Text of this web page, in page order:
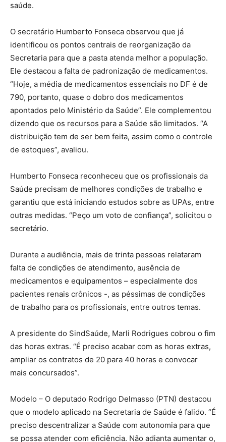
saúde.
O secretário Humberto Fonseca observou que já
identificou os pontos centrais de reorganização da
Secretaria para que a pasta atenda melhor a população.
Ele destacou a falta de padronização de medicamentos.
“Hoje, a média de medicamentos essenciais no DF é de
790, portanto, quase o dobro dos medicamentos
apontados pelo Ministério da Saúde”. Ele complementou
dizendo que os recursos para a Saúde são limitados. “A
distribuição tem de ser bem feita, assim como o controle
de estoques”, avaliou.
Humberto Fonseca reconheceu que os profissionais da
Saúde precisam de melhores condições de trabalho e
garantiu que está iniciando estudos sobre as UPAs, entre
outras medidas. “Peço um voto de confiança”, solicitou o
secretário.
Durante a audiência, mais de trinta pessoas relataram
falta de condições de atendimento, ausência de
medicamentos e equipamentos – especialmente dos
pacientes renais crônicos -, as péssimas de condições
de trabalho para os profissionais, entre outros temas.
A presidente do SindSaúde, Marli Rodrigues cobrou o fim
das horas extras. “É preciso acabar com as horas extras,
ampliar os contratos de 20 para 40 horas e convocar
mais concursados”.
Modelo – O deputado Rodrigo Delmasso (PTN) destacou
que o modelo aplicado na Secretaria de Saúde é falido. “É
preciso descentralizar a Saúde com autonomia para que
se possa atender com eficiência. Não adianta aumentar o,